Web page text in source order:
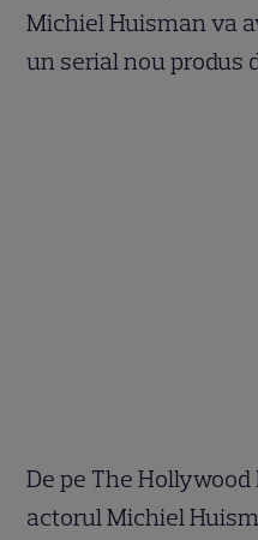
Michiel Huisman va
un serial nou produs
De pe The
actorul Michiel